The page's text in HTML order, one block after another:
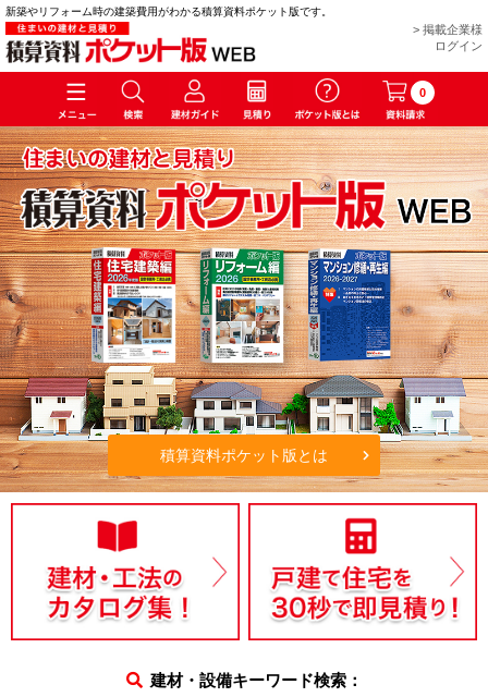
新築やリフォーム時の建築費用がわかる積算資料ポケット版です。
> 掲載企業様
ログイン
0
積算資料ポケット版とは
建材・設備キーワード検索：